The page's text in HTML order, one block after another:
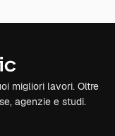
migliori lavori. Oltre
agenzie e studi.